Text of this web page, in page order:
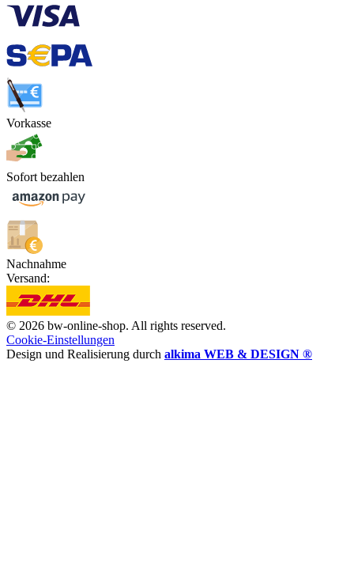
Vorkasse
Sofort bezahlen
Nachnahme
Versand:
© 2026 bw-online-shop. All rights reserved.
Cookie-Einstellungen
Design und Realisierung durch alkima WEB & DESIGN ®